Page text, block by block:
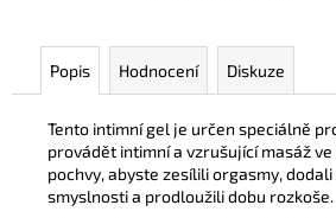
Popis Hodnocení Diskuze
Tento intimní gel je určen speciálně
provádět intimní a vzrušující masáž
pochvy, abyste zesílili orgasmy,
smyslnosti a prodloužili dobu rozkoše.